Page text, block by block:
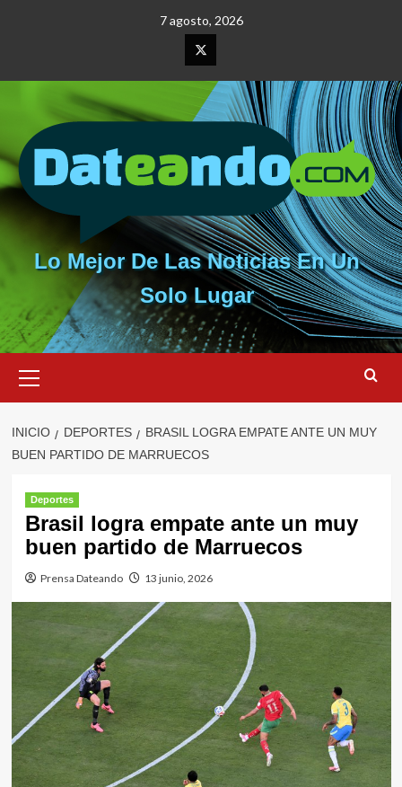
7 agosto, 2026
Elemento
del
menú
Lo Mejor De Las Noticias En Un
Solo Lugar
primario
INICIO DEPORTES
BRASIL LOGRA EMPATE ANTE UN MUY
BUEN PARTIDO DE MARRUECOS
Deportes
Brasil logra empate ante un muy
buen partido de Marruecos
Prensa Dateando 13 junio, 2026